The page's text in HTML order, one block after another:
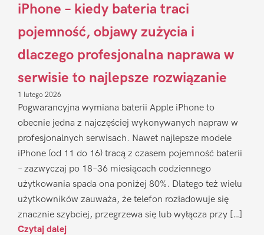
iPhone – kiedy bateria traci
pojemność, objawy zużycia i
dlaczego profesjonalna naprawa w
serwisie to najlepsze rozwiązanie
1 lutego 2026
Pogwarancyjna wymiana baterii Apple iPhone to
obecnie jedna z najczęściej wykonywanych napraw w
profesjonalnych serwisach. Nawet najlepsze modele
iPhone (od 11 do 16) tracą z czasem pojemność baterii
– zazwyczaj po 18–36 miesiącach codziennego
użytkowania spada ona poniżej 80%. Dlatego też wielu
użytkowników zauważa, że telefon rozładowuje się
znacznie szybciej, przegrzewa się lub wyłącza przy […]
Czytaj dalej